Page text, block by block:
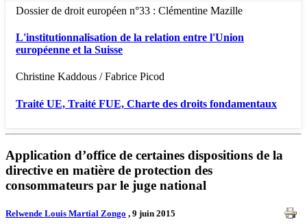
Dossier de droit européen n°33 : Clémentine Mazille
L'institutionnalisation de la relation entre l'Union
européenne et la Suisse
Christine Kaddous / Fabrice Picod
Traité UE, Traité FUE, Charte des droits fondamentaux
Application d’office de certaines dispositions de la
directive en matière de protection des
consommateurs par le juge national
Relwende Louis Martial Zongo , 9 juin 2015